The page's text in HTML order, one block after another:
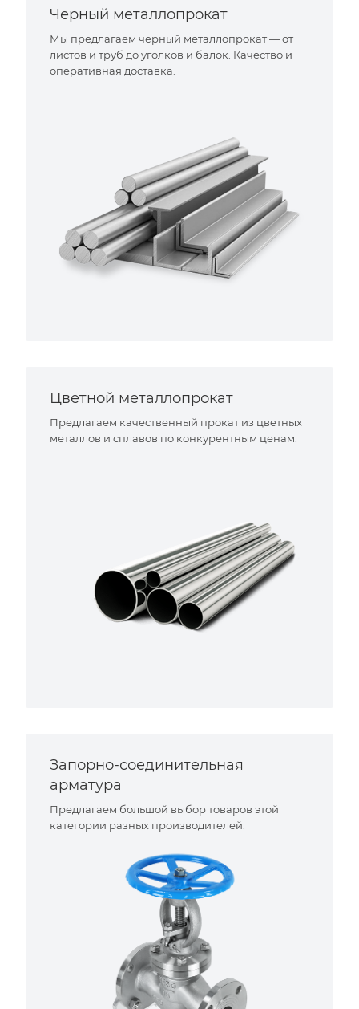
Черный металлопрокат
Мы предлагаем черный металлопрокат — от
листов и труб до уголков и балок. Качество и
оперативная доставка.
Цветной металлопрокат
Предлагаем качественный прокат из цветных
металлов и сплавов по конкурентным ценам.
Запорно-соединительная
арматура
Предлагаем большой выбор товаров этой
категории разных производителей.